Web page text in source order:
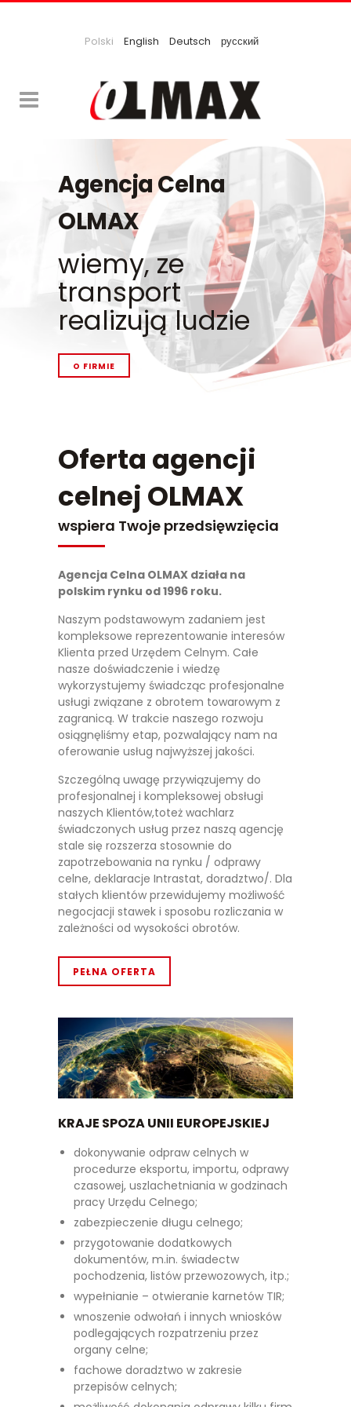
Polski English Deutsch русский
Agencja Celna
OLMAX
wiemy, ze
transport
realizują ludzie
O FIRMIE
Oferta agencji
celnej OLMAX
wspiera Twoje przedsięwzięcia
Agencja Celna OLMAX działa na
polskim rynku od 1996 roku.
Naszym podstawowym zadaniem jest
kompleksowe reprezentowanie interesów
Klienta przed Urzędem Celnym. Całe
nasze doświadczenie i wiedzę
wykorzystujemy świadcząc profesjonalne
usługi związane z obrotem towarowym z
zagranicą. W trakcie naszego rozwoju
osiągnęliśmy etap, pozwalający nam na
oferowanie usług najwyższej jakości.
Szczególną uwagę przywiązujemy do
profesjonalnej i kompleksowej obsługi
naszych Klientów,toteż wachlarz
świadczonych usług przez naszą agencję
stale się rozszerza stosownie do
zapotrzebowania na rynku / odprawy
celne, deklaracje Intrastat, doradztwo/. Dla
stałych klientów przewidujemy możliwość
negocjacji stawek i sposobu rozliczania w
zależności od wysokości obrotów.
PEŁNA OFERTA
KRAJE SPOZA UNII EUROPEJSKIEJ
dokonywanie odpraw celnych w
procedurze eksportu, importu, odprawy
czasowej, uszlachetniania w godzinach
pracy Urzędu Celnego;
zabezpieczenie długu celnego;
przygotowanie dodatkowych
dokumentów, m.in. świadectw
pochodzenia, listów przewozowych, itp.;
wypełnianie – otwieranie karnetów TIR;
wnoszenie odwołań i innych wniosków
podlegających rozpatrzeniu przez
organy celne;
fachowe doradztwo w zakresie
przepisów celnych;